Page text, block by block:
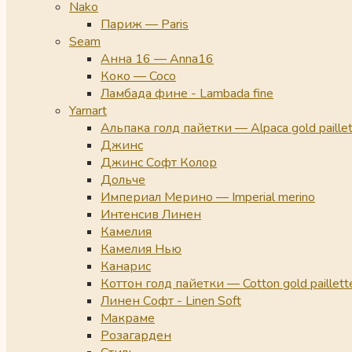
Nako
Париж — Paris
Seam
Анна 16 — Anna16
Коко — Coco
Ламбада фине - Lambada fine
Yarnart
Альпака голд пайетки — Alpaca gold
Джинс
Джинс Софт Колор
Дольче
Империал Мерино — Imperial merino
Интенсив Линен
Камелия
Камелия Нью
Канарис
Коттон голд пайетки — Cotton gold
Линен Софт - Linen Soft
Макраме
Розагарден